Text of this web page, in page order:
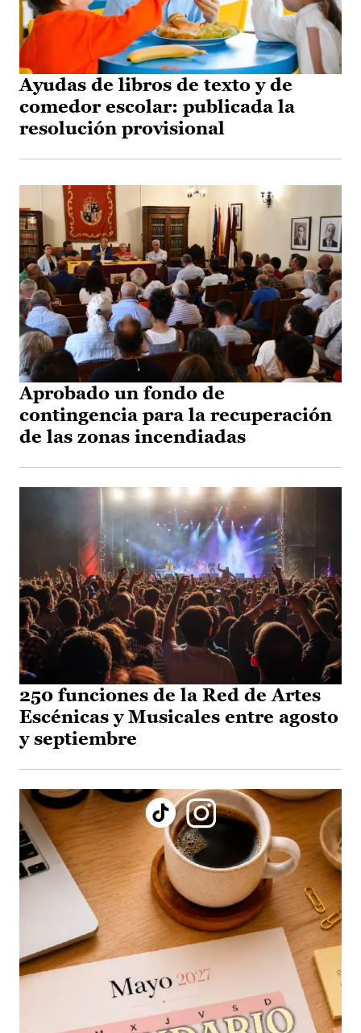
Ayudas de libros de texto y de
comedor escolar: publicada la
resolución provisional
Aprobado un fondo de
contingencia para la recuperación
de las zonas incendiadas
250 funciones de la Red de Artes
Escénicas y Musicales entre agosto
y septiembre